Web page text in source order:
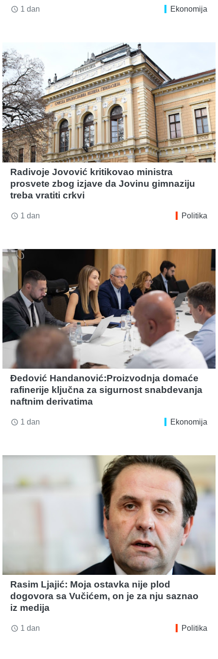
access_time 1 dan Ekonomija
Radivoje Jovović kritikovao ministra
prosvete zbog izjave da Jovinu gimnaziju
treba vratiti crkvi
access_time 1 dan Politika
Đedović Handanović:Proizvodnja domaće
rafinerije ključna za sigurnost snabdevanja
naftnim derivatima
access_time 1 dan Ekonomija
Rasim Ljajić: Moja ostavka nije plod
dogovora sa Vučićem, on je za nju saznao
iz medija
access_time 1 dan Politika